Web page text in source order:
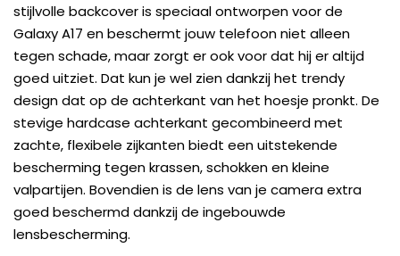
stijlvolle backcover is speciaal ontworpen voor de
Galaxy A17 en beschermt jouw telefoon niet alleen
tegen schade, maar zorgt er ook voor dat hij er altijd
goed uitziet. Dat kun je wel zien dankzij het trendy
design dat op de achterkant van het hoesje pronkt. De
stevige hardcase achterkant gecombineerd met
zachte, flexibele zijkanten biedt een uitstekende
bescherming tegen krassen, schokken en kleine
valpartijen. Bovendien is de lens van je camera extra
goed beschermd dankzij de ingebouwde
lensbescherming.